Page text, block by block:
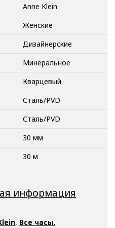
Anne Klein
Женские
Дизайнерские
Минеральное
Кварцевый
Сталь/PVD
Сталь/PVD
30 мм
30 м
информация
, Все часы,